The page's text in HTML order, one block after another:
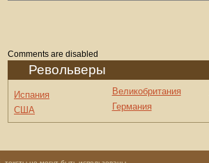
Comments are disabled
Револьверы
Испания
США
Великобритания
Германия